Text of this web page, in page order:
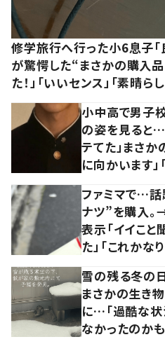
修学旅行へ行った小6息子
が驚愕した“まさかの購入
た！」「いいセンス」「素晴らし
小中高で男子
の姿を見ると
テてた」まさ
に向かいます」
ファミマで…話
ナツ”を購入
表示「イイこと
た」「これかな
雪の残る冬の
まさかの生き
に…「過酷な状
なかったのかも